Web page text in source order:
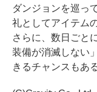
ダンジョンを巡っ
礼としてアイテム
さらに、数日ごと
装備が消滅しない
きるチャンスもある